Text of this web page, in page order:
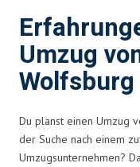
Umzug
Wolfsburg
Du planst einen Umzug
der Suche nach einem
Umzugsunternehmen?